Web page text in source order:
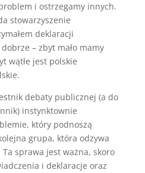
i ostrzegamy innych.
stowarzyszenie
deklaracji
– zbyt mało mamy
wątłe jest polskie
debaty publicznej (a do
instynktownie
który podnoszą
grupa, która odzywa
sprawa jest ważna, skoro
i deklaracje oraz